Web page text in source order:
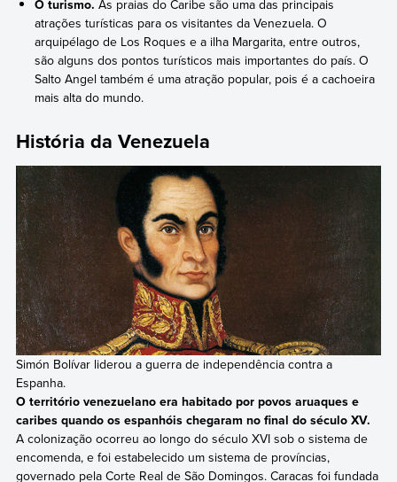
O turismo. As praias do Caribe são uma das principais
atrações turísticas para os visitantes da Venezuela. O
arquipélago de Los Roques e a ilha Margarita, entre outros,
são alguns dos pontos turísticos mais importantes do país. O
Salto Angel também é uma atração popular, pois é a cachoeira
mais alta do mundo.
História da Venezuela
Simón Bolívar liderou a guerra de independência contra a
Espanha.
O território venezuelano era habitado por povos aruaques e
caribes quando os espanhóis chegaram no final do século XV.
A colonização ocorreu ao longo do século XVI sob o sistema de
encomenda, e foi estabelecido um sistema de províncias,
governado pela Corte Real de São Domingos. Caracas foi fundada